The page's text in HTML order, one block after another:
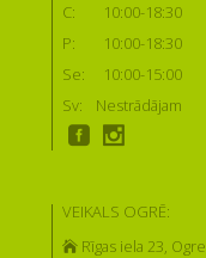
C:
10:00-18:30
P:
10:00-18:30
Se:
10:00-15:00
Sv:
Nestrādājam
VEIKALS OGRĒ:
Rīgas iela 23, Ogre